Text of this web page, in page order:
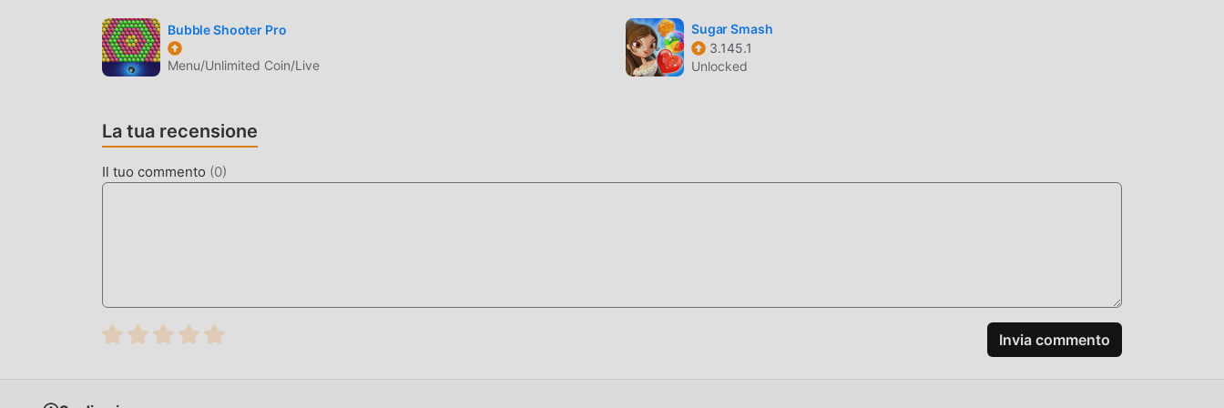
SCARICA ORA
Basta fare clic sul pulsante di download per installare l'APP moddroid, puoi scaricare direttamente la versione mod
Bubble Shooter Pro
Menu/Unlimited Coin/Live
Sugar Smash
3.145.1
Unlocked
La tua recensione
Il tuo commento (0)
Invia commento